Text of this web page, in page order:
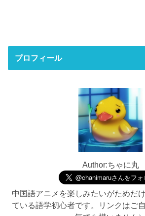
プロフィール
Author:ちゃに丸
中国語アニメを楽しみたいがためだ
ている語学初心者です。リンクはご